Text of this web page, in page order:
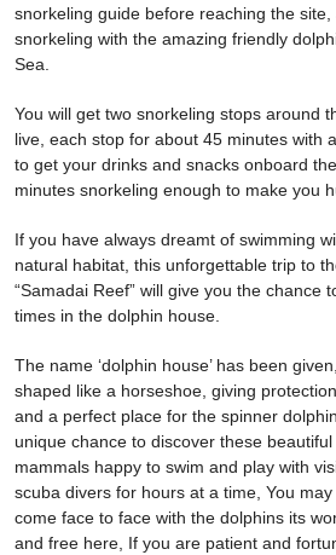
snorkeling guide before reaching the
snorkeling with the amazing friendly
Sea.
You will get two snorkeling stops around
live, each stop for about 45 minutes with
to get your drinks and snacks onboard
minutes snorkeling enough to make you
If you have always dreamt of swimming
natural habitat, this unforgettable trip to
“Samadai Reef” will give you the chance
times in the dolphin house.
The name ‘dolphin house’ has been
shaped like a horseshoe, giving
and a perfect place for the spinner
unique chance to discover these
mammals happy to swim and play with
scuba divers for hours at a time, You
come face to face with the dolphins its
and free here, If you are patient and